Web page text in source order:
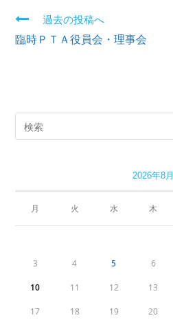
続
む
過去の投稿へ
臨時ＰＴＡ役員会・理事会
2026年8月
月 火 水 木
3 4 5 6
10 11 12 13
17 18 19 20